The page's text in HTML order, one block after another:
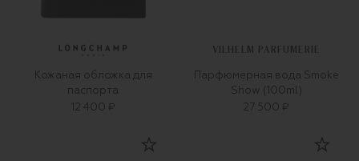
Кожаная обложка для
паспорта
12 400 ₽
VILHELM PARFUMERIE
Парфюмерная вода Smoke
Show (100ml)
27 500 ₽